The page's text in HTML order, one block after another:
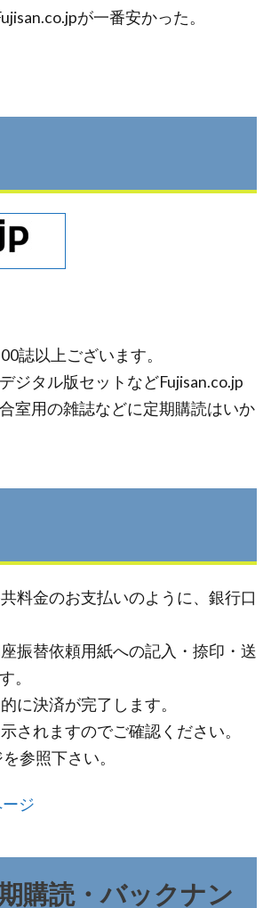
が一番安かった。
誌以上ございます。
ジタル版セットなどFujisan.co.jp
室用の雑誌などに定期購読はいか
料金のお支払いのように、銀行口
振替依頼用紙への記入・捺印・送
。
に決済が完了します。
されますのでご確認ください。
参照下さい。
ジ
購読・バックナン